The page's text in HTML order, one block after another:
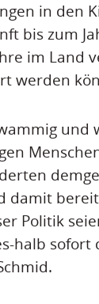
in den
bis zum
im Land
werden
damit
Politik
halb